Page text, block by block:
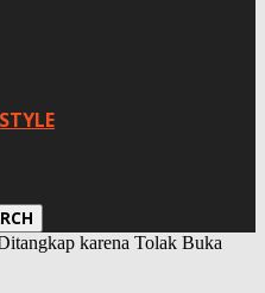
karena Tolak Buka